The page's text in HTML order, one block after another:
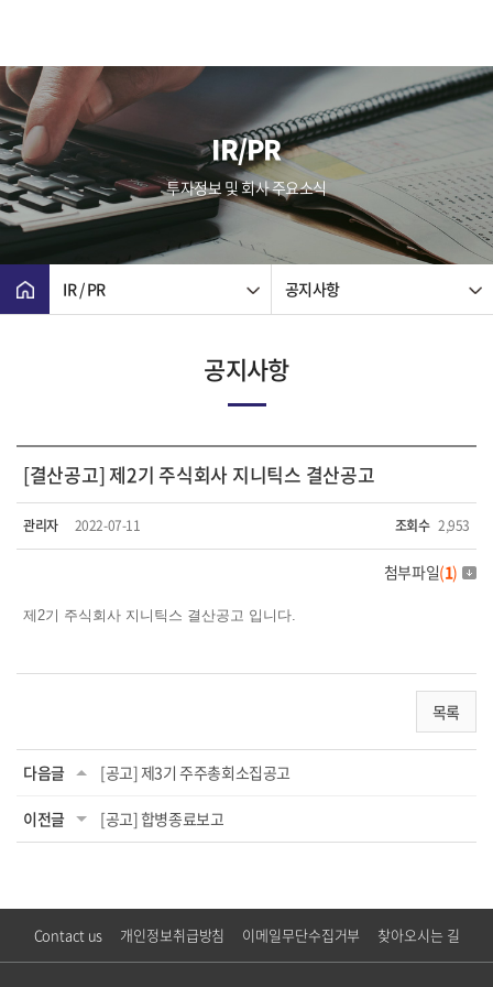
IR/PR
투자정보 및 회사 주요소식
IR / PR 공지사항
공지사항
[결산공고] 제2기 주식회사 지니틱스 결산공고
관리자 2022-07-11 조회수 2,953
첨부파일(1)
제2기 주식회사 지니틱스 결산공고 입니다.
목록
다음글 [공고] 제3기 주주총회소집공고
이전글 [공고] 합병종료보고
Contact us 개인정보취급방침 이메일무단수집거부 찾아오시는 길